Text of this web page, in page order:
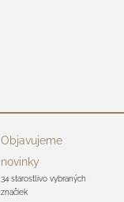
Objavujeme
novinky
34 starostlivo vybraných
značiek